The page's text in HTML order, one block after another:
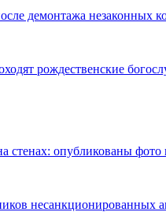
демонтажа незаконных
рождественские
стенах: опубликованы
несанкционированных